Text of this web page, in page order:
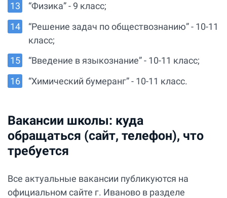
“Физика” - 9 класс;
“Решение задач по обществознанию” - 10-11
класс;
“Введение в языкознание” - 10-11 класс;
“Химический бумеранг” - 10-11 класс.
Вакансии школы: куда
обращаться (сайт, телефон), что
требуется
Все актуальные вакансии публикуются на
официальном сайте г. Иваново в разделе